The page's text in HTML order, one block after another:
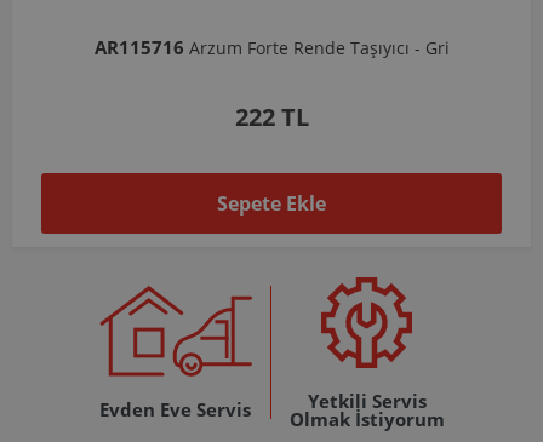
AR103206Arzum Shake'N Take Doğrayıcı Hazne 570 Ml-Koyu Gri
1.037 TL
Sepete Ekle
Evden Eve Servis Yetkili Servis
Olmak İstiyorum